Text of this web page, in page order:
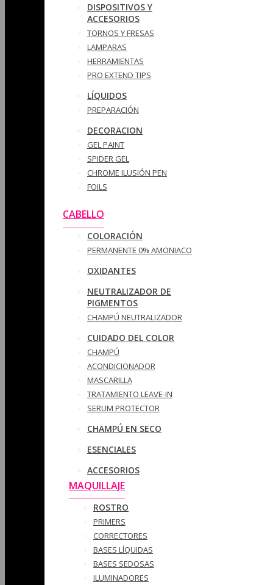
DISPOSITIVOS Y
ACCESORIOS
TORNOS Y FRESAS
LAMPARAS
HERRAMIENTAS
PRO EXTEND TIPS
LÍQUIDOS
PREPARACIÓN
DECORACION
GEL PAINT
SPIDER GEL
CHROME ILUSIÓN PEN
FOILS
CABELLO
COLORACIÓN
PERMANENTE 0% AMONIACO
OXIDANTES
NEUTRALIZADOR DE
PIGMENTOS
CHAMPÚ NEUTRALIZADOR
CUIDADO DEL COLOR
CHAMPÚ
ACONDICIONADOR
MASCARILLA
TRATAMIENTO LEAVE-IN
SERUM PROTECTOR
CHAMPÚ EN SECO
ESENCIALES
ACCESORIOS
MAQUILLAJE
ROSTRO
PRIMERS
CORRECTORES
BASES LÍQUIDAS
BASES SEDOSAS
ILUMINADORES